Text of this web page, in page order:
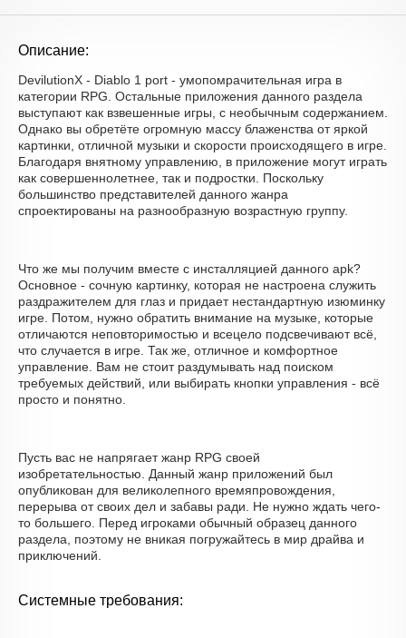
Описание:
DevilutionX - Diablo 1 port - умопомрачительная игра в
категории RPG. Остальные приложения данного раздела
выступают как взвешенные игры, с необычным содержанием.
Однако вы обретёте огромную массу блаженства от яркой
картинки, отличной музыки и скорости происходящего в игре.
Благодаря внятному управлению, в приложение могут играть
как совершеннолетнее, так и подростки. Поскольку
большинство представителей данного жанра
спроектированы на разнообразную возрастную группу.
Что же мы получим вместе с инсталляцией данного apk?
Основное - сочную картинку, которая не настроена служить
раздражителем для глаз и придает нестандартную изюминку
игре. Потом, нужно обратить внимание на музыке, которые
отличаются неповторимостью и всецело подсвечивают всё,
что случается в игре. Так же, отличное и комфортное
управление. Вам не стоит раздумывать над поиском
требуемых действий, или выбирать кнопки управления - всё
просто и понятно.
Пусть вас не напрягает жанр RPG своей
изобретательностью. Данный жанр приложений был
опубликован для великолепного времяпровождения,
перерыва от своих дел и забавы ради. Не нужно ждать чего-
то большего. Перед игроками обычный образец данного
раздела, поэтому не вникая погружайтесь в мир драйва и
приключений.
Системные требования: